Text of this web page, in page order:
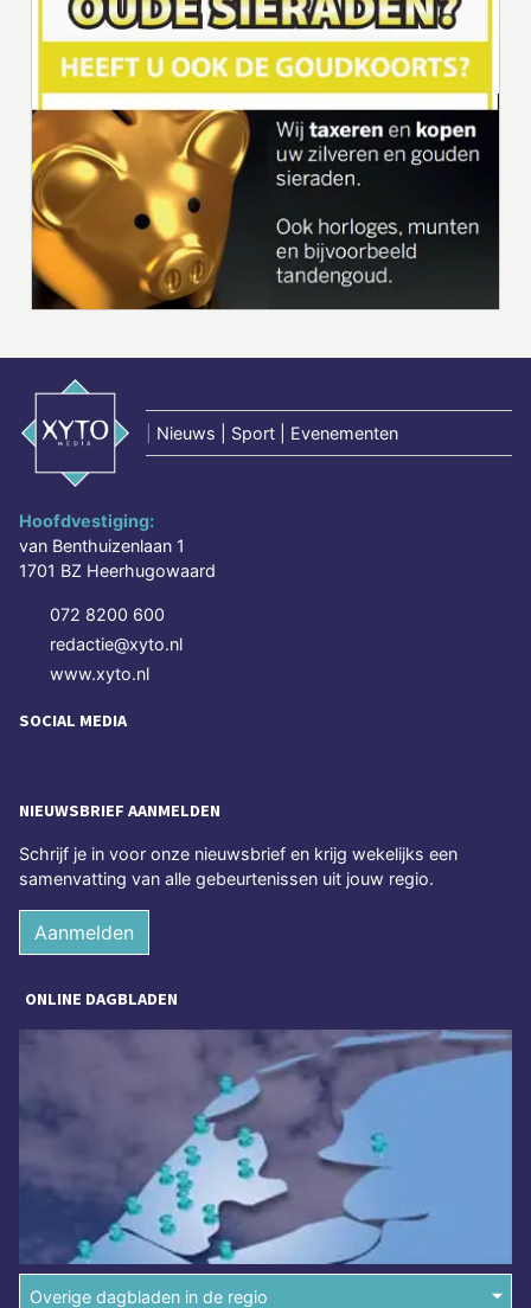
Nieuws | Sport | Evenementen
Hoofdvestiging:
van Benthuizenlaan 1
1701 BZ Heerhugowaard
072 8200 600
redactie@xyto.nl
www.xyto.nl
SOCIAL MEDIA
NIEUWSBRIEF AANMELDEN
Schrijf je in voor onze nieuwsbrief en krijg wekelijks een
samenvatting van alle gebeurtenissen uit jouw regio.
Aanmelden
ONLINE DAGBLADEN
Overige dagbladen in de regio